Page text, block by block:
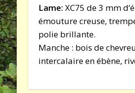
Lame: XC75 de 3 mm
émouture creuse,
polie brillante.
Manche : bois de
intercalaire en ébène,